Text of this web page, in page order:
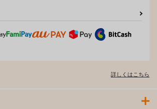
詳しくはこちら